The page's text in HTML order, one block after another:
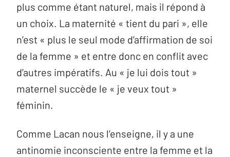
plus comme étant naturel, mais il répond à
un choix. La maternité « tient du pari », elle
n’est « plus le seul mode d’affirmation de soi
de la femme » et entre donc en conflit avec
d’autres impératifs. Au « je lui dois tout »
maternel succède le « je veux tout »
féminin.
Comme Lacan nous l’enseigne, il y a une
antinomie inconsciente entre la femme et la